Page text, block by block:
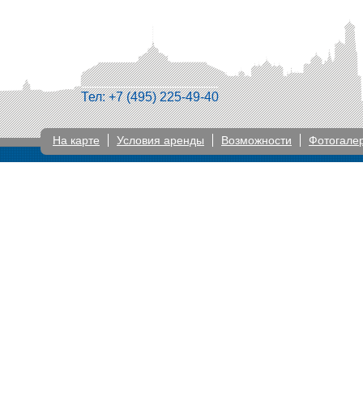
Тел: +7 (495) 225-49-40
На карте Условия аренды Возможности